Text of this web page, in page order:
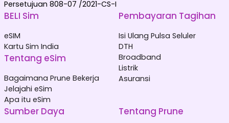
Persetujuan 808-07 /2021-CS-I
BELI Sim
eSIM
Kartu Sim India
Tentang eSim
Bagaimana Prune Bekerja
Jelajahi eSim
Apa itu eSim
Pembayaran Tagihan
Isi Ulang Pulsa Seluler
DTH
Broadband
Listrik
Asuransi
Sumber Daya Tentang Prune